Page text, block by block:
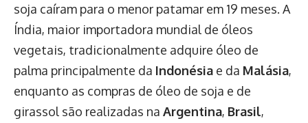
soja caíram para o menor patamar em 19 meses. A
Índia, maior importadora mundial de óleos
vegetais, tradicionalmente adquire óleo de
palma principalmente da Indonésia e da Malásia,
enquanto as compras de óleo de soja e de
girassol são realizadas na Argentina, Brasil,